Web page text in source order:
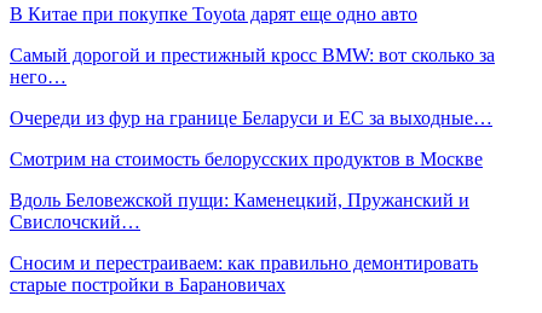
В Китае при покупке Toyota дарят еще одно авто
Самый дорогой и престижный кросс BMW: вот сколько за
него…
Очереди из фур на границе Беларуси и ЕС за выходные…
Смотрим на стоимость белорусских продуктов в Москве
Вдоль Беловежской пущи: Каменецкий, Пружанский и
Свислочский…
Сносим и перестраиваем: как правильно демонтировать
старые постройки в Барановичах